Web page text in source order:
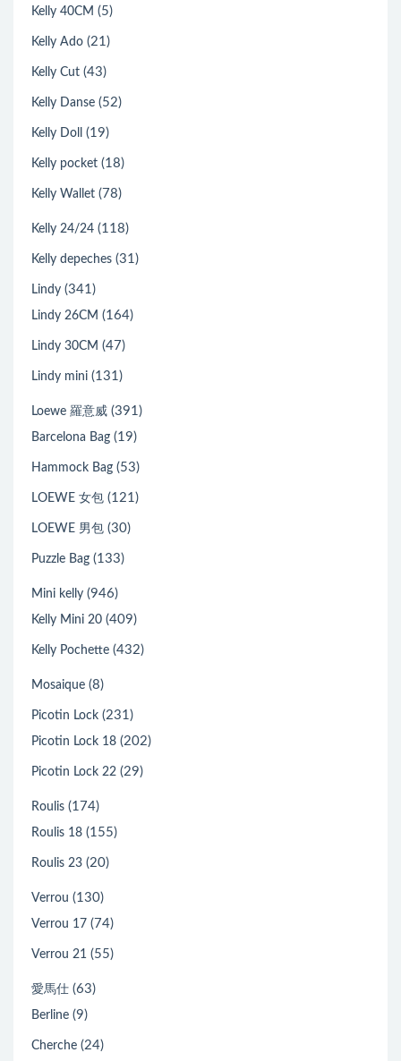
Kelly 40CM (5)
Kelly Ado (21)
Kelly Cut (43)
Kelly Danse (52)
Kelly Doll (19)
Kelly pocket (18)
Kelly Wallet (78)
Kelly 24/24 (118)
Kelly depeches (31)
Lindy (341)
Lindy 26CM (164)
Lindy 30CM (47)
Lindy mini (131)
Loewe 羅意威 (391)
Barcelona Bag (19)
Hammock Bag (53)
LOEWE 女包 (121)
LOEWE 男包 (30)
Puzzle Bag (133)
Mini kelly (946)
Kelly Mini 20 (409)
Kelly Pochette (432)
Mosaique (8)
Picotin Lock (231)
Picotin Lock 18 (202)
Picotin Lock 22 (29)
Roulis (174)
Roulis 18 (155)
Roulis 23 (20)
Verrou (130)
Verrou 17 (74)
Verrou 21 (55)
愛馬仕 (63)
Berline (9)
Cherche (24)